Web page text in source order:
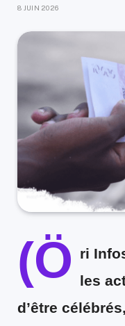
8 JUIN 2026
(Ö ri
les
d’être